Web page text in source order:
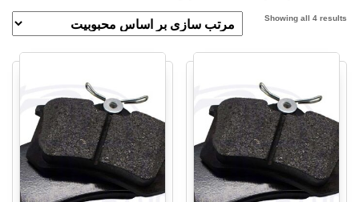
Showing all 4 results
Sorted